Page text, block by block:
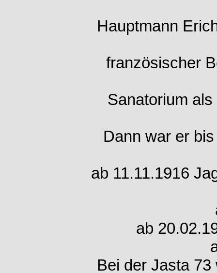
Hauptmann
französischer
Sanatorium
Dann war er
ab 11.11.1916
ab
Bei der Jasta